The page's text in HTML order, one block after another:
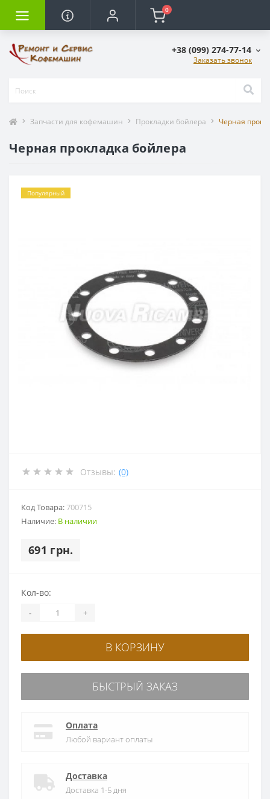
0
+38 (099) 274-77-14
Заказать звонок
Запчасти для кофемашин Прокладки бойлера Черная
Черная прокладка бойлера
Популярный
Отзывы: (0)
Код Товара:700715
Наличие: В наличии
691 грн.
Кол-во:
- +
В КОРЗИНУ
БЫСТРЫЙ ЗАКАЗ
Оплата
Любой вариант оплаты
Доставка
Доставка 1-5 дня